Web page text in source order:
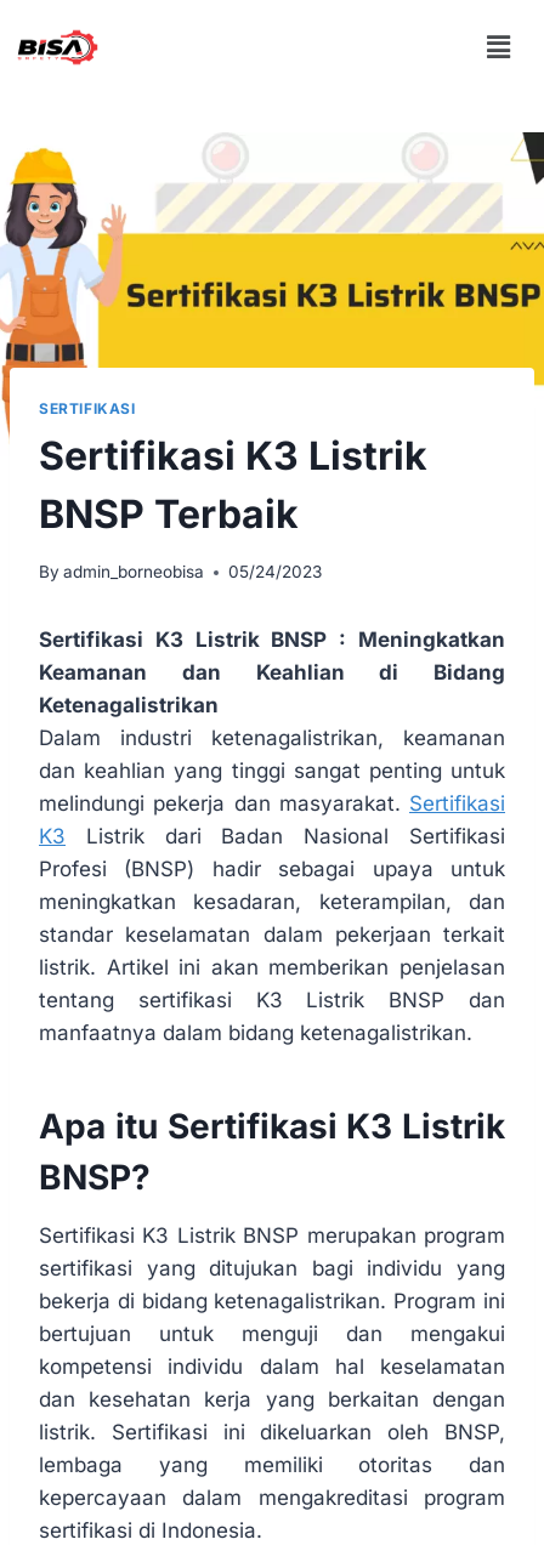
SERTIFIKASI
Sertifikasi K3 Listrik
BNSP Terbaik
By admin_borneobisa 05/24/2023
Sertifikasi K3 Listrik BNSP : Meningkatkan
Keamanan dan Keahlian di Bidang
Ketenagalistrikan
Dalam industri ketenagalistrikan, keamanan
dan keahlian yang tinggi sangat penting untuk
melindungi pekerja dan masyarakat. Sertifikasi
K3 Listrik dari Badan Nasional Sertifikasi
Profesi (BNSP) hadir sebagai upaya untuk
meningkatkan kesadaran, keterampilan, dan
standar keselamatan dalam pekerjaan terkait
listrik. Artikel ini akan memberikan penjelasan
tentang sertifikasi K3 Listrik BNSP dan
manfaatnya dalam bidang ketenagalistrikan.
Apa itu Sertifikasi K3 Listrik
BNSP?
Sertifikasi K3 Listrik BNSP merupakan program
sertifikasi yang ditujukan bagi individu yang
bekerja di bidang ketenagalistrikan. Program ini
bertujuan untuk menguji dan mengakui
kompetensi individu dalam hal keselamatan
dan kesehatan kerja yang berkaitan dengan
listrik. Sertifikasi ini dikeluarkan oleh BNSP,
lembaga yang memiliki otoritas dan
kepercayaan dalam mengakreditasi program
sertifikasi di Indonesia.